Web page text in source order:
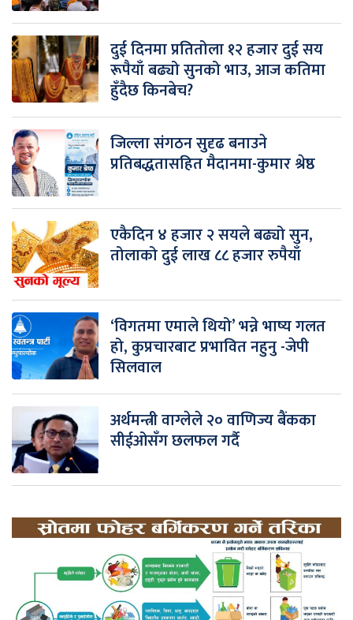
दुई दिनमा प्रतितोला १२ हजार दुई सय
रूपैयाँ बढ्यो सुनको भाउ, आज कतिमा
हुँदैछ किनबेच?
जिल्ला संगठन सुदृढ बनाउने
प्रतिबद्धतासहित मैदानमा-कुमार श्रेष्ठ
एकैदिन ४ हजार २ सयले बढ्यो सुन,
तोलाको दुई लाख ८८ हजार रुपैयाँ
‘विगतमा एमाले थियो’ भन्ने भाष्य गलत
हो, कुप्रचारबाट प्रभावित नहुनु -जेपी
सिलवाल
अर्थमन्त्री वाग्लेले २० वाणिज्य बैंकका
सीईओसँग छलफल गर्दै